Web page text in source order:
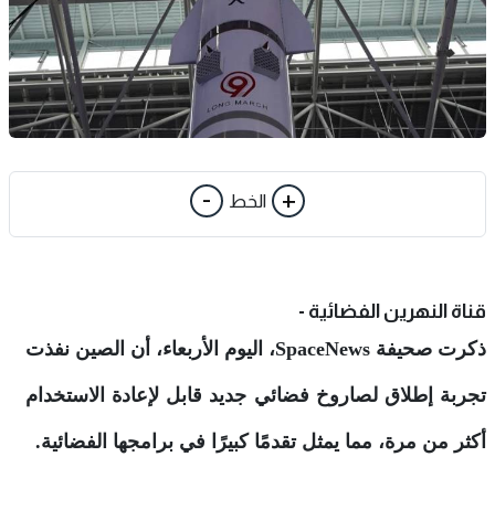
+ الخط -
قناة النهرين الفضائية -
ذكرت صحيفة SpaceNews، اليوم الأربعاء، أن الصين نفذت
تجربة إطلاق لصاروخ فضائي جديد قابل لإعادة الاستخدام
أكثر من مرة، مما يمثل تقدمًا كبيرًا في برامجها الفضائية.